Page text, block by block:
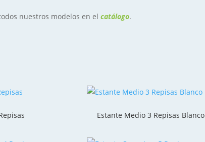
nuestros modelos en elcatálogo.
Estante Medio 3 Repisas Blanco